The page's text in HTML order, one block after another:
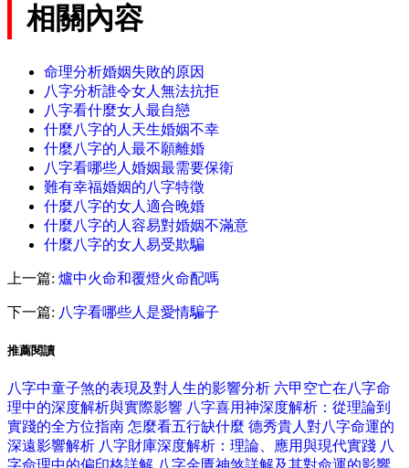
相關內容
命理分析婚姻失敗的原因
八字分析誰令女人無法抗拒
八字看什麼女人最自戀
什麼八字的人天生婚姻不幸
什麼八字的人最不願離婚
八字看哪些人婚姻最需要保衛
難有幸福婚姻的八字特徵
什麼八字的女人適合晚婚
什麼八字的人容易對婚姻不滿意
什麼八字的女人易受欺騙
上一篇: 爐中火命和覆燈火命配嗎
下一篇: 八字看哪些人是愛情騙子
推薦閱讀
八字中童子煞的表現及對人生的影響分析 六甲空亡在八字命
理中的深度解析與實際影響 八字喜用神深度解析：從理論到
實踐的全方位指南 怎麼看五行缺什麼 德秀貴人對八字命運的
深遠影響解析 八字財庫深度解析：理論、應用與現代實踐 八